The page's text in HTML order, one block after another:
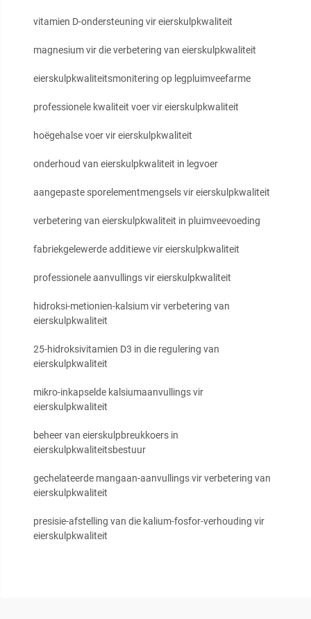
vitamien D-ondersteuning vir eierskulpkwaliteit
magnesium vir die verbetering van eierskulpkwaliteit
eierskulpkwaliteitsmonitering op legpluimveefarme
professionele kwaliteit voer vir eierskulpkwaliteit
hoëgehalse voer vir eierskulpkwaliteit
onderhoud van eierskulpkwaliteit in legvoer
aangepaste sporelementmengsels vir eierskulpkwaliteit
verbetering van eierskulpkwaliteit in pluimveevoeding
fabriekgelewerde additiewe vir eierskulpkwaliteit
professionele aanvullings vir eierskulpkwaliteit
hidroksi-metionien-kalsium vir verbetering van
eierskulpkwaliteit
25-hidroksivitamien D3 in die regulering van
eierskulpkwaliteit
mikro-inkapselde kalsiumaanvullings vir
eierskulpkwaliteit
beheer van eierskulpbreukkoers in
eierskulpkwaliteitsbestuur
gechelateerde mangaan-aanvullings vir verbetering van
eierskulpkwaliteit
presisie-afstelling van die kalium-fosfor-verhouding vir
eierskulpkwaliteit